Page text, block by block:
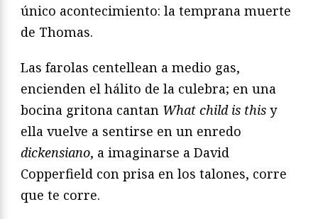
único acontecimiento: la temprana muerte
de Thomas.
Las farolas centellean a medio gas,
encienden el hálito de la culebra; en una
bocina gritona cantan What child is this y
ella vuelve a sentirse en un enredo
dickensiano, a imaginarse a David
Copperfield con prisa en los talones, corre
que te corre.